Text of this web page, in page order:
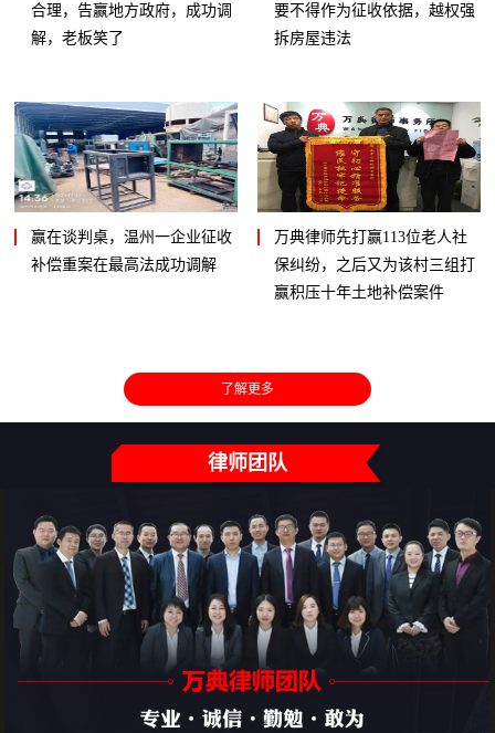
合理，告赢地方政府，成功调
解，老板笑了
要不得作为征收依据，越权强
拆房屋违法
赢在谈判桌，温州一企业征收
补偿重案在最高法成功调解
万典律师先打赢113位老人社
保纠纷，之后又为该村三组打
赢积压十年土地补偿案件
了解更多
律师团队